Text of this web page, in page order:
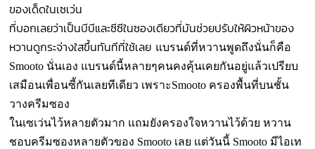
ของเด็ดในเซเว่น
ที่บอกเลยว่าเป็นบีบีและซีซีในซองเดียวที่มันช่วยปรับให้ผิวหน้าของ
หวานดูกระจ่างใสขึ้นทันทีที่ใช้เลย แบรนด์ที่หวานพูดถึงนั่นก็คือ
Smooto นั่นเอง แบรนด์นี้หลายๆคนคงคุ้นเคยกันอยู่แล้วเปรียบ
เสมือนเพื่อนซี้กันเลยทีเดียว เพราะSmooto ครองพื้นที่บนชั้น
วางครีมซอง
ในเซเว่นไว้หลายตัวมาก แถมยังครองใจหวานไว้ด้วย หวาน
ชอบครีมซองหลายตัวของ Smooto เลย แต่วันนี้ Smooto มีไอเท